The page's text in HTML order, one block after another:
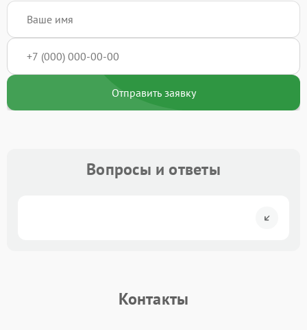
Отправить заявку
Вопросы и ответы
Контакты